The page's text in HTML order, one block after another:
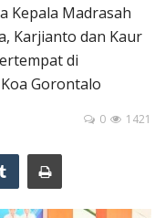
Kepala Madrasah
Karjianto dan Kaur
di
Gorontalo
1421
0